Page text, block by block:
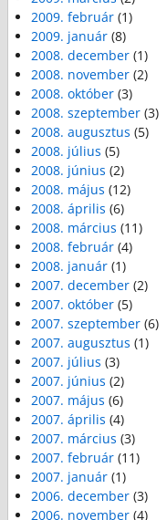
2009. február (1)
2009. január (8)
2008. december (1)
2008. november (2)
2008. október (3)
2008. szeptember (3)
2008. augusztus (5)
2008. július (5)
2008. június (2)
2008. május (12)
2008. április (6)
2008. március (11)
2008. február (4)
2008. január (1)
2007. december (2)
2007. október (5)
2007. szeptember (6)
2007. augusztus (1)
2007. július (3)
2007. június (2)
2007. május (6)
2007. április (4)
2007. március (3)
2007. február (11)
2007. január (1)
2006. december (3)
2006. november (4)